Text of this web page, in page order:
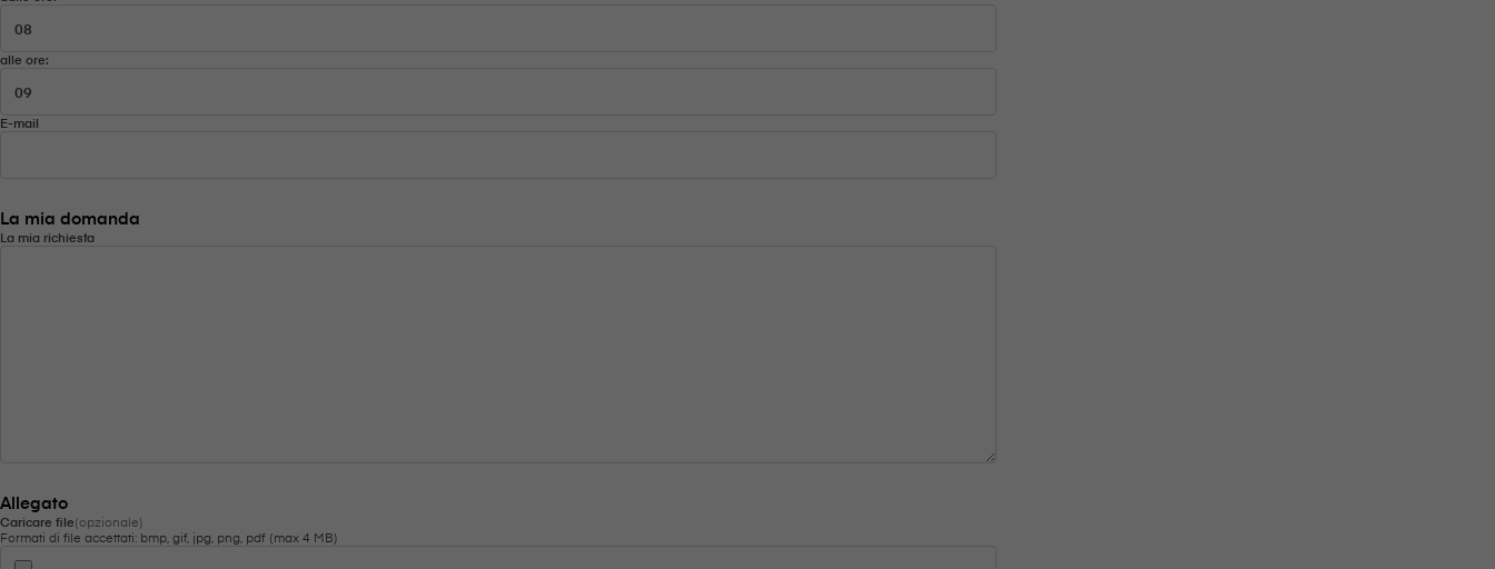
alle ore:
E-mail
La mia domanda
La mia richiesta
Allegato
Caricare file(opzionale)
Formati di file accettati: bmp, gif, jpg, png, pdf (max 4 MB)